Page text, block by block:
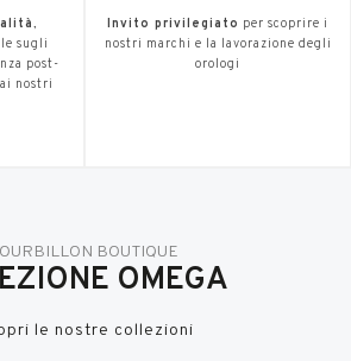
,
sugli
post-
nostri
Invito privilegiato per scoprire i
nostri marchi e la lavorazione degli
orologi
BOUTIQUE
OMEGA
le nostre collezioni